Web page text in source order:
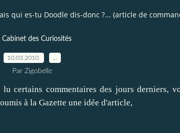
qui es-tu Doodle dis-donc ?... (article de
Cabinet des Curiosités
10.03.2010
Par Zigobelle
certains commentaires des jours derniers,
à la Gazette une idée d'article,